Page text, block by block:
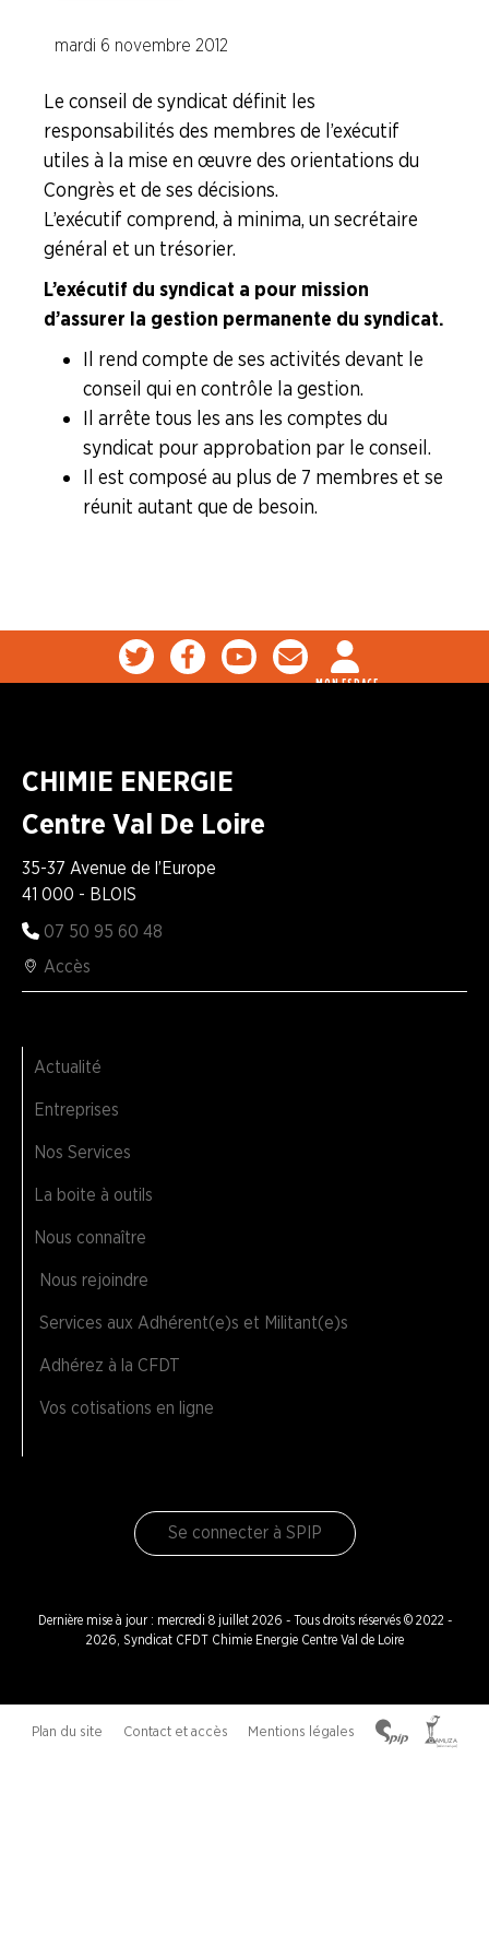
Le Congrès du Syndicat
Le Conseil du Syndicat
L'Exécutif du Syndicat
Assemblée Générale
Les structures CFDT (…)
Nos réseaux sociaux
Le syndicalisme... En vidéo
BOITE
mardi 6 novembre 2012
Le conseil de syndicat définit les
responsabilités des membres de l’exécutif
utiles à la mise en œuvre des orientations du
Congrès et de ses décisions.
L’exécutif comprend, à minima, un secrétaire
général et un trésorier.
L’exécutif du syndicat a pour mission
d’assurer la gestion permanente du syndicat.
Il rend compte de ses activités devant le
conseil qui en contrôle la gestion.
Il arrête tous les ans les comptes du
syndicat pour approbation par le conseil.
Il est composé au plus de 7 membres et se
réunit autant que de besoin.
MON ESPACE
CHIMIE ENERGIE
Centre Val De Loire
35-37 Avenue de l’Europe
41 000 - BLOIS
07 50 95 60 48
Accès
Actualité
Entreprises
Nos Services
La boite à outils
Nous connaître
Nous rejoindre
Services aux Adhérent(e)s et Militant(e)s
Adhérez à la CFDT
Vos cotisations en ligne
Se connecter à SPIP
Dernière mise à jour : mercredi 8 juillet 2026 - Tous droits réservés © 2022 -
2026, Syndicat CFDT Chimie Energie Centre Val de Loire
Plan du site Contact et accès Mentions légales